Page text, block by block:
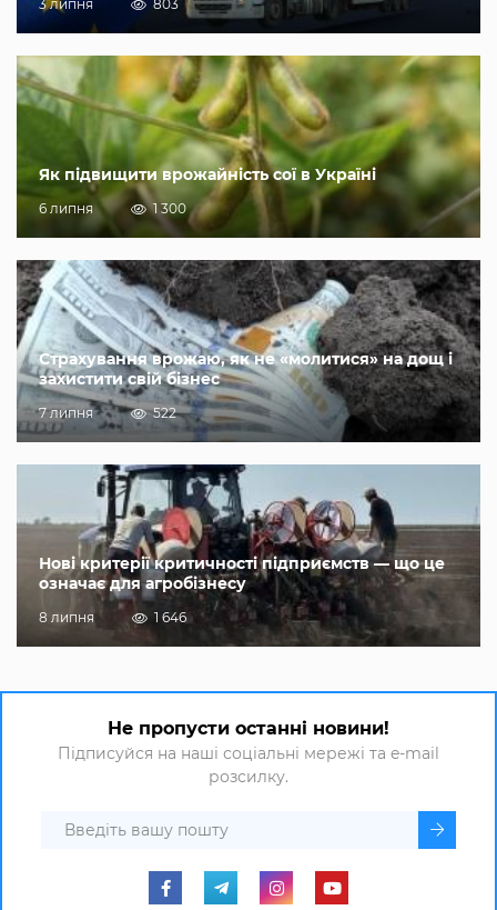
3 липня 803
Як підвищити врожайність сої в Україні
6 липня 1 300
Страхування врожаю, як не «молитися» на дощ і
захистити свій бізнес
7 липня 522
Нові критерії критичності підприємств — що це
означає для агробізнесу
8 липня 1 646
Не пропусти останні новини!
Підписуйся на наші соціальні мережі та e-mail
розсилку.